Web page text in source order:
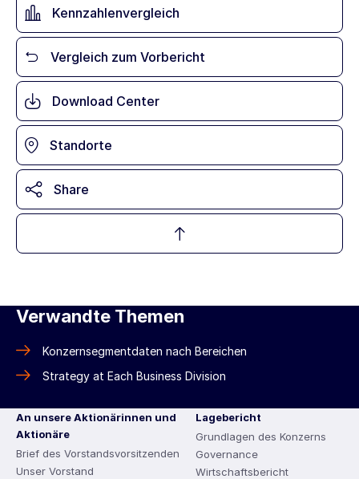
Kennzahlenvergleich
Vergleich zum Vorbericht
Download Center
Standorte
Share
Verwandte Themen
Konzernsegmentdaten nach Bereichen
Strategy at Each Business Division
An unsere Aktionärinnen und
Aktionäre
Brief des Vorstandsvorsitzenden
Unser Vorstand
Lagebericht
Grundlagen des Konzerns
Governance
Wirtschaftsbericht